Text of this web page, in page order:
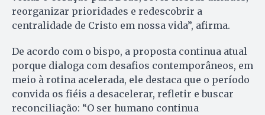
reorganizar prioridades e redescobrir a
centralidade de Cristo em nossa vida”, afirma.
De acordo com o bispo, a proposta continua atual
porque dialoga com desafios contemporâneos, em
meio à rotina acelerada, ele destaca que o período
convida os fiéis a desacelerar, refletir e buscar
reconciliação: “O ser humano continua